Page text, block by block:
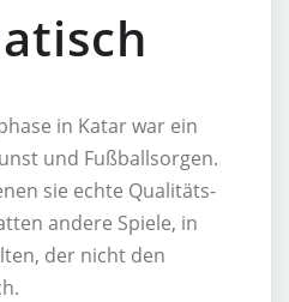
in Katar war ein
und Fußballsorgen.
sie echte Qualitäts-
andere Spiele, in
der nicht den